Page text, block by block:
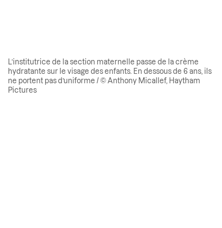
L’institutrice de la section maternelle passe de la crème
hydratante sur le visage des enfants. En dessous de 6 ans, ils
ne portent pas d’uniforme / © Anthony Micallef, Haytham
Pictures